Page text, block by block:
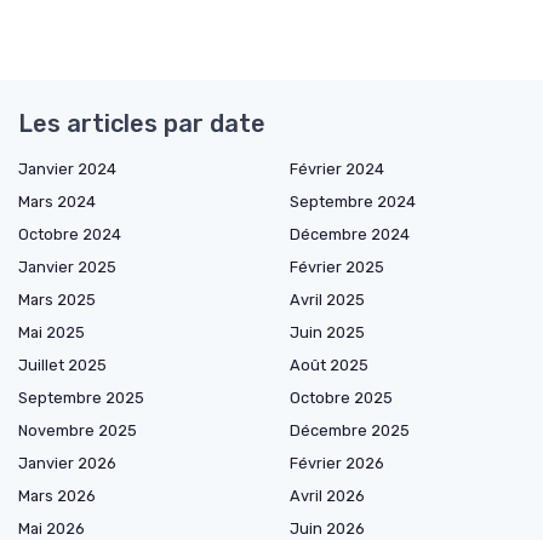
Les articles par date
Janvier 2024
Février 2024
Mars 2024
Septembre 2024
Octobre 2024
Décembre 2024
Janvier 2025
Février 2025
Mars 2025
Avril 2025
Mai 2025
Juin 2025
Juillet 2025
Août 2025
Septembre 2025
Octobre 2025
Novembre 2025
Décembre 2025
Janvier 2026
Février 2026
Mars 2026
Avril 2026
Mai 2026
Juin 2026